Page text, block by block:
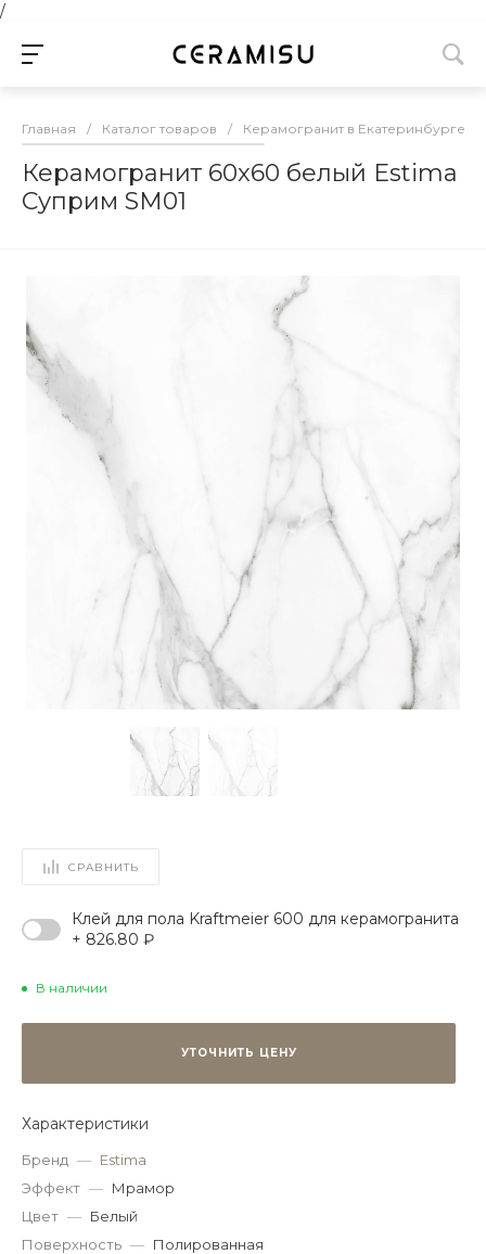
/
Главная / Каталог товаров / Керамогранит в Екатеринбурге
Керамогранит 60x60 белый Estima
Суприм SM01
СРАВНИТЬ
Клей для пола Kraftmeier 600 для керамогранита
+ 826.80 ₽
В наличии
УТОЧНИТЬ ЦЕНУ
Характеристики
Бренд — Estima
Эффект — Мрамор
Цвет — Белый
Поверхность — Полированная